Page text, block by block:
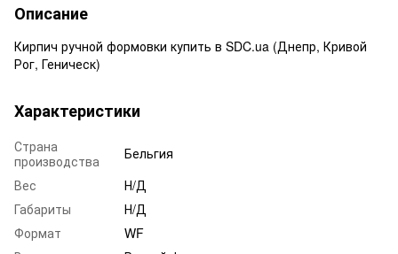
Описание
Кирпич ручной формовки купить в SDC.ua (Днепр, Кривой
Рог, Геническ)
Характеристики
Страна
производства
Бельгия
Вес
Н/Д
Габариты
Н/Д
Формат
WF